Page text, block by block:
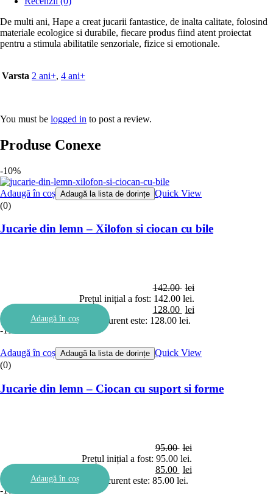
De multi ani, Hape a creat jucarii fantastice, de inalta calitate, folosind
materiale ecologice si durabile, fiecare produs fiind atent proiectat
pentru a stimula abilitatile senzoriale, fizice si emotionale.
Varsta 2 ani+, 4 ani+
You must be logged in to post a review.
Produse Conexe
-10%
Adaugă în coș Adaugă la lista de dorințe Quick View
(0)
Jucarie din lemn – Xilofon si ciocan cu bile
142.00 lei
Prețul inițial a fost: 142.00 lei.
128.00 lei
Prețul curent este: 128.00 lei.
Adaugă în coș
-11%
Adaugă în coș Adaugă la lista de dorințe Quick View
(0)
Jucarie din lemn – Ciocan cu suport si forme
95.00 lei
Prețul inițial a fost: 95.00 lei.
85.00 lei
Prețul curent este: 85.00 lei.
Adaugă în coș
-10%